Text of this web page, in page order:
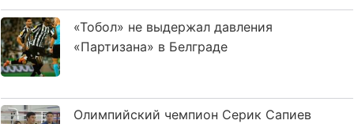
«Тобол» не выдержал давления
«Партизана» в Белграде
Олимпийский чемпион Серик Сапиев